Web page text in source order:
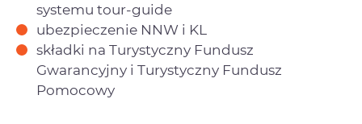
systemu tour-guide
ubezpieczenie NNW i KL
składki na Turystyczny Fundusz
Gwarancyjny i Turystyczny Fundusz
Pomocowy